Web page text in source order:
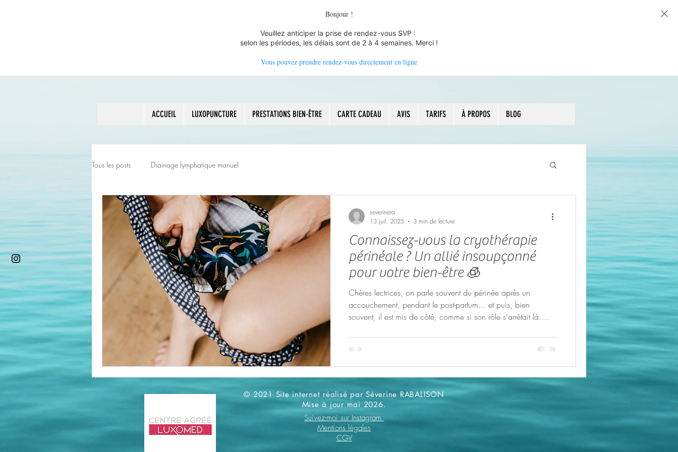
Bonjour !
Veuillez anticiper la prise de rendez-vous SVP :
selon les périodes, les délais sont de 2 à 4 semaines. Merci !
Vous pouvez prendre rendez-vous directement en ligne
ACCUEIL LUXOPUNCTURE PRESTATIONS BIEN-ÊTRE CARTE CADEAU AVIS TARIFS À PROPOS BLOG
Tous les posts Drainage lymphatique manuel
Connaissez-vous la cryothérapie
périnéale ? Un allié insoupçonné
pour votre bien-être 🧊
Chères lectrices, on parle souvent du périnée après un
accouchement, pendant le post-partum... et puis, bien
souvent, il est mis de côté, comme si son rôle s'arrêtait là.
toute notre attention, à chaque étape de notre vie ! Alors je
souhaite partager avec vous une approche innovante et
douce qui pourrait vous aider à en prendre soin. J’ai à cœur
de vous partager des méthodes naturelles pour améliorer votre
bien-êt
severinera
13 juil. 2025
3 min de lecture
© 2021 Site internet réalisé par Séverine RABALISON
Mise à jour mai 2026.
Suivez-moi sur Instagram
Mentions légales
CGV